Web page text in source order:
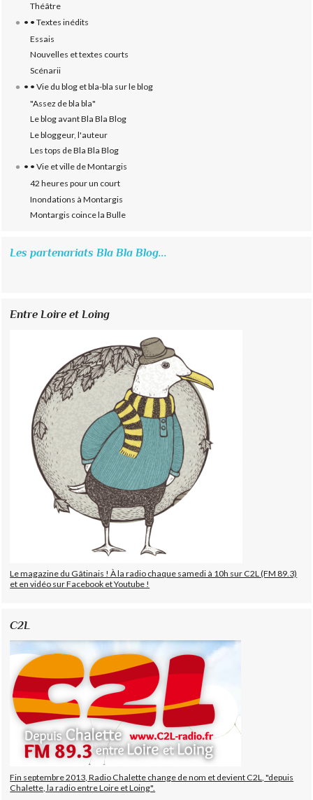
Théâtre
• • Textes inédits
Essais
Nouvelles et textes courts
Scénarii
• • Vie du blog et bla-bla sur le blog
"Assez de bla bla"
Le blog avant Bla Bla Blog
Le bloggeur, l'auteur
Les tops de Bla Bla Blog
• • Vie et ville de Montargis
42 heures pour un court
Inondations à Montargis
Montargis coince la Bulle
Les partenariats Bla Bla Blog...
Entre Loire et Loing
Le magazine du Gâtinais ! À la radio chaque samedi à 10h sur C2L (FM 89.3)
et en vidéo sur Facebook et Youtube !
C2L
Fin septembre 2013, Radio Chalette change de nom et devient C2L, "depuis
Chalette, la radio entre Loire et Loing".